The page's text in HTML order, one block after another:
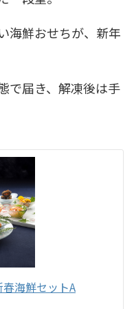
海鮮おせちが、新年
で届き、解凍後は手
海鮮セットA